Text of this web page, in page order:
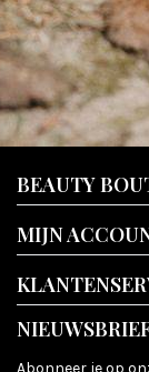
BEAUTY
MIJN